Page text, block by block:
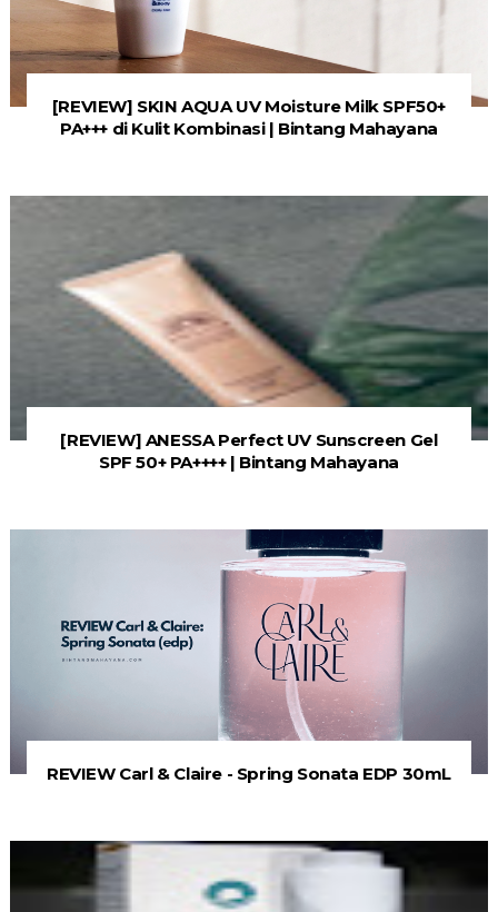
[REVIEW] SKIN AQUA UV Moisture Milk SPF50+
PA+++ di Kulit Kombinasi | Bintang Mahayana
[REVIEW] ANESSA Perfect UV Sunscreen Gel
SPF 50+ PA++++ | Bintang Mahayana
REVIEW Carl & Claire - Spring Sonata EDP 30mL